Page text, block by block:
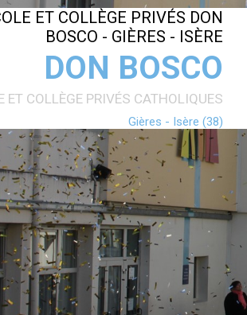
DON BOSCO
ET COLLÈGE PRIVÉS CATHOLIQUES
Gières - Isère (38)